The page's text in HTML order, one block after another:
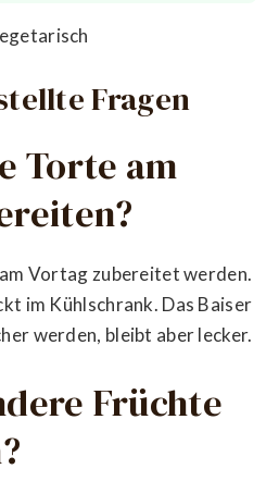
Fragen
Torte am
Vortag zubereitet werden.
im Kühlschrank. Das Baiser
werden, bleibt aber lecker.
Früchte